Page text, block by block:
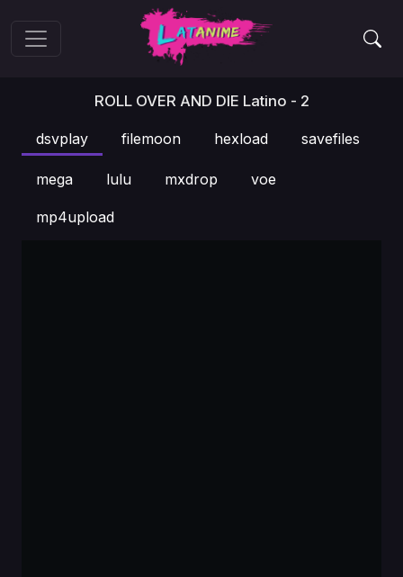
ROLL OVER AND DIE Latino - 2
dsvplay filemoon hexload savefiles
mega lulu mxdrop voe
mp4upload